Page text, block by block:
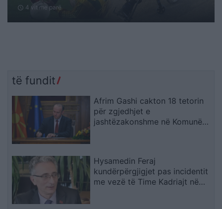
schedule 4 vit me parë
të fundit
Afrim Gashi cakton 18 tetorin
për zgjedhjet e
jashtëzakonshme në Komunën
Hysamedin Feraj
kundërpërgjigjet pas incidentit
me vezë të Time Kadriajt në